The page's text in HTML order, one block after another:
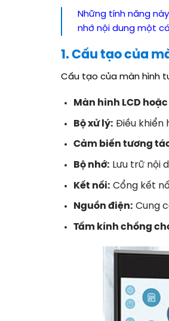
Những tính năng
nhớ nội dung một
1. Cấu tạo của
Cấu tạo của màn hình
Màn hình LCD hoặc
Bộ xử lý: Điều khiển
Cảm biến tương
Bộ nhớ: Lưu trữ nội
Kết nối: Cổng kết
Nguồn điện: Cung
Tấm kính chống